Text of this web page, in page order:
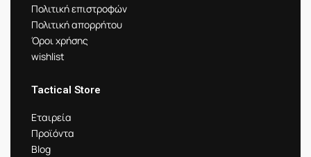
Πολιτική επιστροφών
Πολιτική απορρήτου
Όροι χρήσης
wishlist
Tactical Store
Εταιρεία
Προϊόντα
Blog